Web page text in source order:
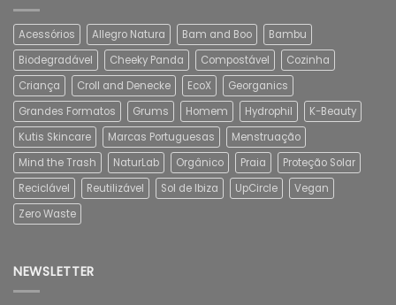
Acessórios Allegro Natura Bam and Boo
Bambu
Biodegradável
Cheeky Panda Compostável
Cozinha
Criança
Croll and Denecke EcoX
Georganics
Grandes Formatos
Grums Homem Hydrophil
K-Beauty
Kutis Skincare
Marcas Portuguesas
Menstruação
Mind the Trash
NaturLab Orgânico Praia
Proteção Solar
Reciclável
Reutilizável Sol de Ibiza UpCircle
Vegan
Zero Waste
NEWSLETTER